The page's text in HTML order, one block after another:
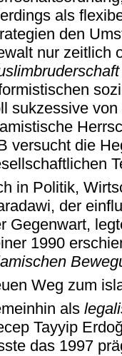
als
den
nur zeitlich
sukzessive
versucht die
in Politik,
der
Gegenwart,
1990
Weg zum
als
Tayyip
das 1997